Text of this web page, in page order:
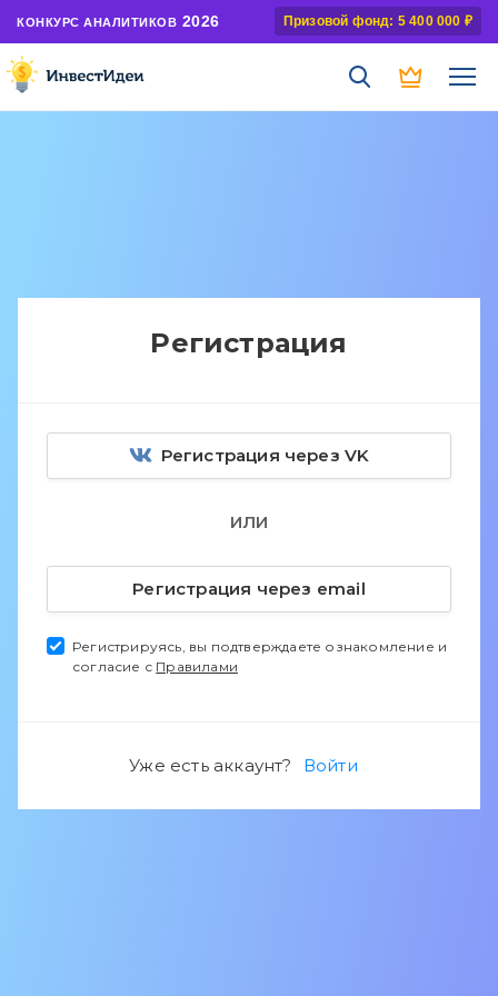
КОНКУРС АНАЛИТИКОВ 2026 Призовой фонд: 5 400 000 ₽
Регистрация
Регистрация через VK
ИЛИ
Регистрация через email
Регистрируясь, вы подтверждаете ознакомление и
согласие с Правилами
Уже есть аккаунт? Войти